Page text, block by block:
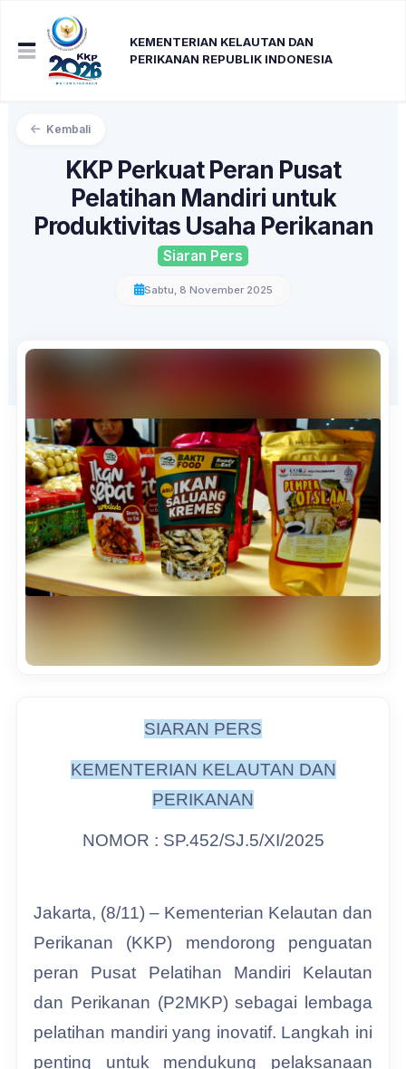
KEMENTERIAN KELAUTAN DAN
PERIKANAN REPUBLIK INDONESIA
Kembali
KKP Perkuat Peran Pusat
Pelatihan Mandiri untuk
Produktivitas Usaha Perikanan
Siaran Pers
Sabtu, 8 November 2025
SIARAN PERS
KEMENTERIAN KELAUTAN DAN
PERIKANAN
NOMOR : SP.452/SJ.5/XI/2025
Jakarta, (8/11) – Kementerian Kelautan dan
Perikanan (KKP) mendorong penguatan
peran Pusat Pelatihan Mandiri Kelautan
dan Perikanan (P2MKP) sebagai lembaga
pelatihan mandiri yang inovatif. Langkah ini
penting untuk mendukung pelaksanaan